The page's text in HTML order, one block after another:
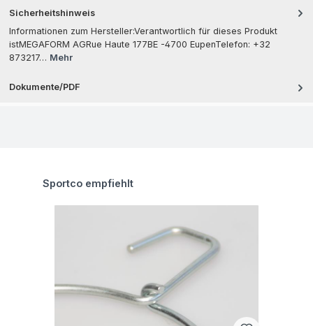
Sicherheitshinweis
Informationen zum Hersteller:Verantwortlich für dieses Produkt
istMEGAFORM AGRue Haute 177BE -4700 EupenTelefon: +32
873217… Mehr
Dokumente/PDF
Produktgalerie überspringen
Sportco empfiehlt